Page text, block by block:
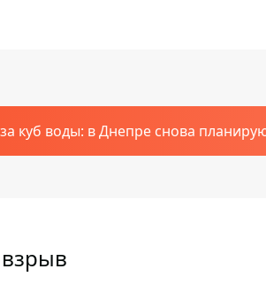
куб воды: в Днепре снова